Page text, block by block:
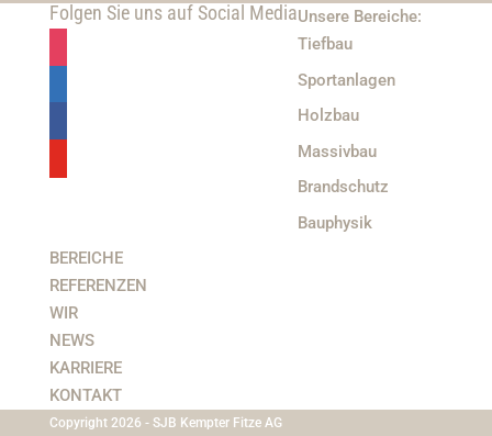
Folgen Sie uns auf Social MediaUnsere Bereiche:
Tiefbau
Sportanlagen
Holzbau
Massivbau
Brandschutz
Bauphysik
BEREICHE
REFERENZEN
WIR
NEWS
KARRIERE
KONTAKT
Copyright 2026 - SJB Kempter Fitze AG